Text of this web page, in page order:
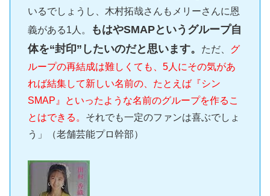
いるでしょうし、木村拓哉さんもメリーさんに恩
義がある1人。
もはやSMAPというグループ自
体を“封印”したいのだと思います。
ただ、 グ
ループの再結成は難しくても、5人にその気があ
れば結集して新しい名前の、たとえば『シン
SMAP』といったような名前のグループを作るこ
とはできる。 それでも一定のファンは喜ぶでしょ
う」（老舗芸能プロ幹部）